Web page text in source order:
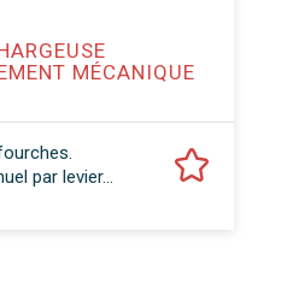
MÉCANIQUE
par levier...